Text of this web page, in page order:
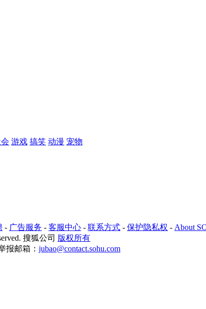
游戏 搞笑 动漫 宠物
- 广告服务 - 客服中心 - 联系方式 - 保护隐私权 - About
搜狐公司 版权所有
报邮箱： jubao@contact.sohu.com